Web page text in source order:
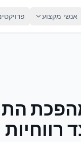
אנשי מקצוע
רווחיות